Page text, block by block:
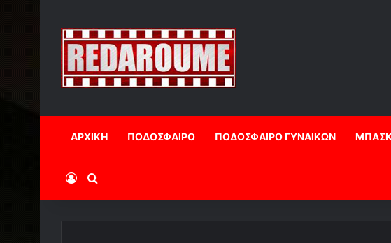
ΑΡΧΙΚΗ ΠΟΔΟΣΦΑΙΡΟ ΠΟΔΟΣΦΑΙΡΟ ΓΥΝΑΙΚΩΝ
Log InΑναζήτηση